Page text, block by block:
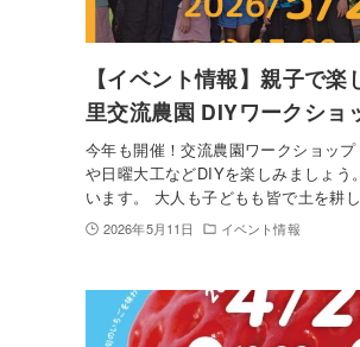
【イベント情報】親子で
里交流農園 DIYワークショ
今年も開催！交流農園ワークショッ
や日曜大工などDIYを楽しみましょう
います。 大人も子どもも皆で土を耕
2026年5月11日 イベント情報